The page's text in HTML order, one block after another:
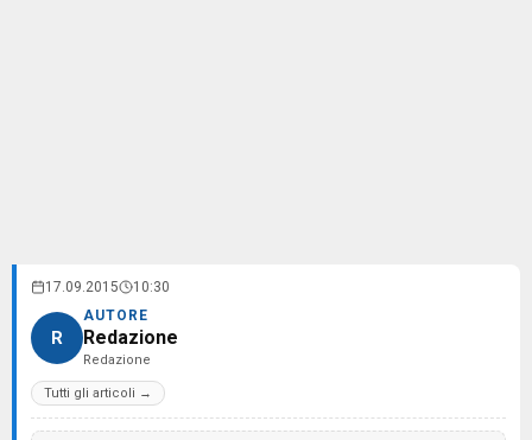
17.09.2015 10:30
R
AUTORE
Redazione
Redazione
Tutti gli articoli →